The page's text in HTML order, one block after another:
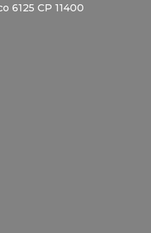
6125 CP 11400